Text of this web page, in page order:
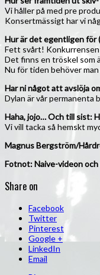
Vi håller på med pre
Konsertmässigt har vi
Hur är det egentligen för
Fett svårt! Konkurrensen
Det finns en tröskel som
Nu för tiden behöver
Har ni något att avslöja
Dylan är vår permanenta
Haha, jojo… Och till sist:
Vi vill tacka så hemskt
Magnus Bergström/
Fotnot: Naive-videon
Share on
Facebook
Twitter
Pinterest
Google +
LinkedIn
Email